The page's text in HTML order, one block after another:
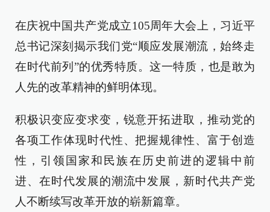
在庆祝中国共产党成立105周年大会上，习近平
总书记深刻揭示我们党“顺应发展潮流，始终走
在时代前列”的优秀特质。这一特质，也是敢为
人先的改革精神的鲜明体现。
积极识变应变求变，锐意开拓进取，推动党的
各项工作体现时代性、把握规律性、富于创造
性，引领国家和民族在历史前进的逻辑中前
进、在时代发展的潮流中发展，新时代共产党
人不断续写改革开放的崭新篇章。